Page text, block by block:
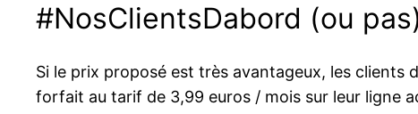
#NosClientsDabord (ou
Si le prix proposé est très avantageux, les
forfait au tarif de 3,99 euros / mois sur leur ligne